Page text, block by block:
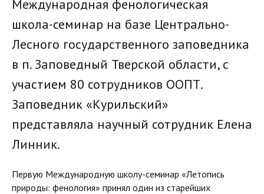
Международная фенологическая
школа-семинар на базе Центрально-
Лесного государственного заповедника
в п. Заповедный Тверской области, с
участием 80 сотрудников ООПТ.
Заповедник «Курильский»
представляла научный сотрудник Елена
Линник.
Первую Международную школу-семинар «Летопись
природы: фенология» принял один из старейших